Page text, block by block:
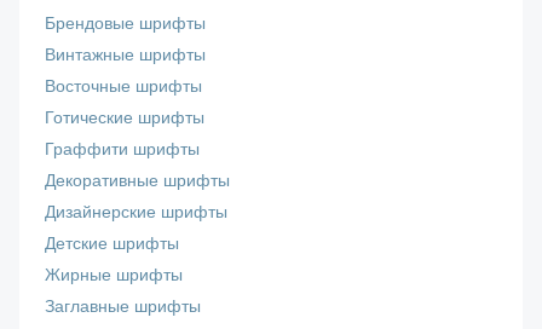
Брендовые шрифты
Винтажные шрифты
Восточные шрифты
Готические шрифты
Граффити шрифты
Декоративные шрифты
Дизайнерские шрифты
Детские шрифты
Жирные шрифты
Заглавные шрифты